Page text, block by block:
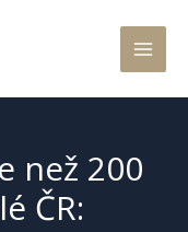
než 200
ČR: